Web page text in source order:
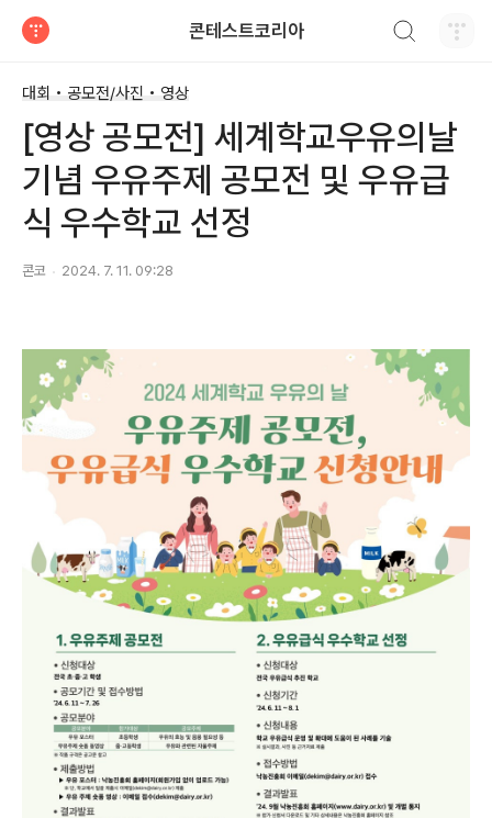
콘테스트코리아
대회 • 공모전/사진 • 영상
[영상 공모전] 세계학교우유의날
기념 우유주제 공모전 및 우유급
식 우수학교 선정
콘코 2024. 7. 11. 09:28